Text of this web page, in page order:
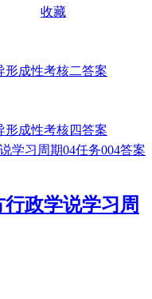
收藏
形成性考核二答案
形成性考核四答案
政学说学习周